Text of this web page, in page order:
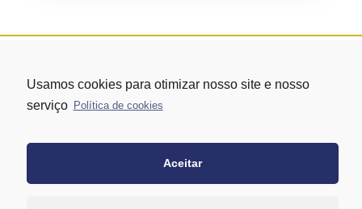
andar – conj. 1305 – Vila Mariana - São Paulo/SP
Usamos cookies para otimizar nosso site e nosso
serviço Política de cookies
Aceitar